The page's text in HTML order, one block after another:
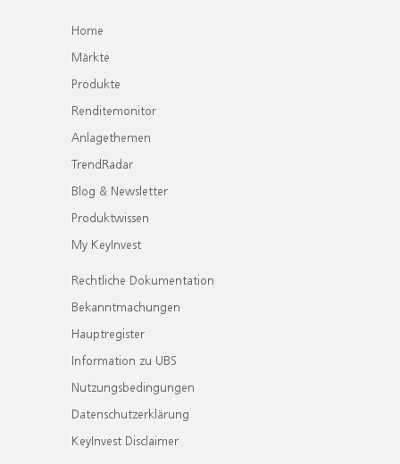
Home
Märkte
Produkte
Renditemonitor
Anlagethemen
TrendRadar
Blog & Newsletter
Produktwissen
My KeyInvest
Rechtliche Dokumentation
Bekanntmachungen
Hauptregister
Information zu UBS
Nutzungsbedingungen
Datenschutzerklärung
KeyInvest Disclaimer